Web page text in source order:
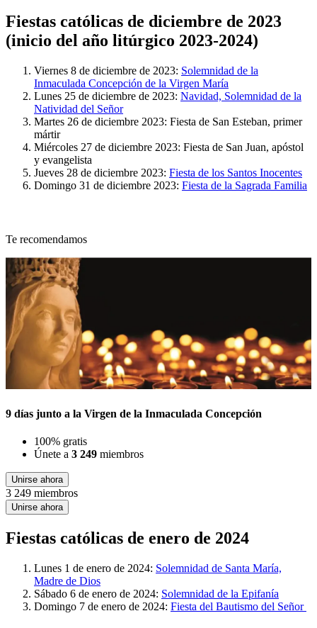
Fiestas católicas de diciembre de 2023
(inicio del año litúrgico 2023-2024)
Viernes 8 de diciembre de 2023: Solemnidad de la
Inmaculada Concepción de la Virgen María
Lunes 25 de diciembre de 2023: Navidad, Solemnidad de la
Natividad del Señor
Martes 26 de diciembre 2023: Fiesta de San Esteban, primer
mártir
Miércoles 27 de diciembre 2023: Fiesta de San Juan, apóstol
y evangelista
Jueves 28 de diciembre 2023: Fiesta de los Santos Inocentes
Domingo 31 de diciembre 2023: Fiesta de la Sagrada Familia
Te recomendamos
9 días junto a la Virgen de la Inmaculada Concepción
100% gratis
Únete a 3 249 miembros
Unirse ahora
3 249 miembros
Unirse ahora
Fiestas católicas de enero de 2024
Lunes 1 de enero de 2024: Solemnidad de Santa María,
Madre de Dios
Sábado 6 de enero de 2024: Solemnidad de la Epifanía
Domingo 7 de enero de 2024: Fiesta del Bautismo del Señor